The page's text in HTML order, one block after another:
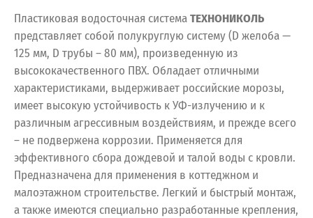
Пластиковая водосточная системаТЕХНОНИКОЛЬ
представляет собой полукруглую систему (D желоба —
125 мм, D трубы – 80 мм), произведенную из
высококачественного ПВХ. Обладает отличными
характеристиками, выдерживает российские морозы,
имеет высокую устойчивость к УФ-излучению и к
различным агрессивным воздействиям, и прежде всего
– не подвержена коррозии. Применяется для
эффективного сбора дождевой и талой воды с кровли.
Предназначена для применения в коттеджном и
малоэтажном строительстве. Легкий и быстрый монтаж,
а также имеются специально разработанные крепления,